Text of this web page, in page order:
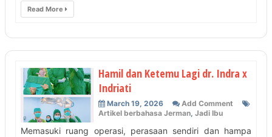
Read More
Hamil dan Ketemu Lagi dr. Indra x
Indriati
March 19, 2026
Add Comment
Artikel berbahasa Jerman, Jadi Ibu
Memasuki ruang operasi, perasaan sendiri dan hampa